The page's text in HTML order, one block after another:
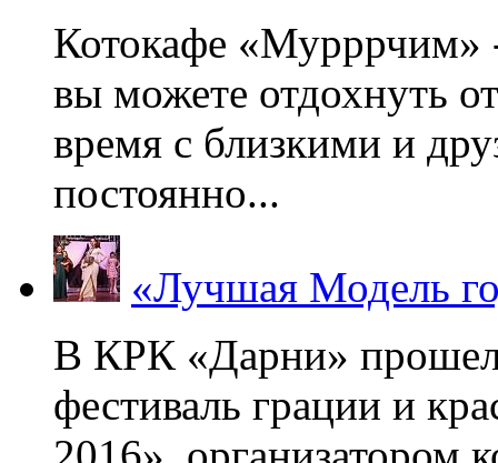
Котокафе «Мурррчим»
вы можете отдохнуть
время с близкими и
постоянно...
«Лучшая Модель
В КРК «Дарни»
фестиваль грации и